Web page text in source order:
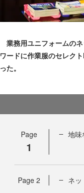
業務用ユニフォームの
ワードに作業服のセレク
った。
Page
1
地味
Page 2 ネ